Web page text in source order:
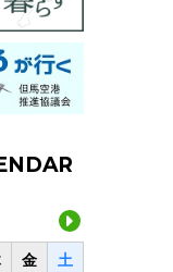
金 土